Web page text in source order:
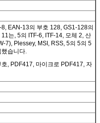
EAN-13의 부호 128, GS1-128의
는, 5의 ITF-6, ITF-14, 모체 2, 산
7), Plessey, MSI, RSS, 5의 5의 5
했습니다.
, PDF417, 마이크로 PDF417, 자